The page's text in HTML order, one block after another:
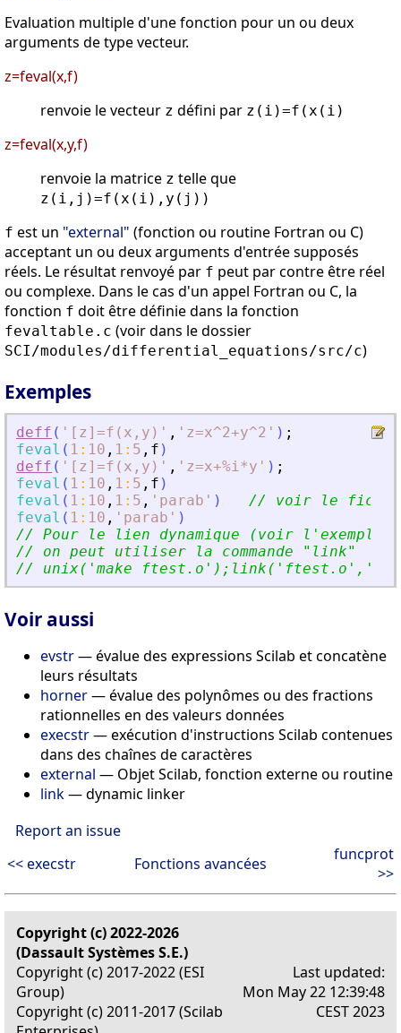
Evaluation multiple d'une fonction pour un ou deux
arguments de type vecteur.
z=feval(x,f)
renvoie le vecteur z défini par z(i)=f(x(i)
z=feval(x,y,f)
renvoie la matrice z telle que
z(i,j)=f(x(i),y(j))
f est un "external" (fonction ou routine Fortran ou C)
acceptant un ou deux arguments d'entrée supposés
réels. Le résultat renvoyé par f peut par contre être réel
ou complexe. Dans le cas d'un appel Fortran ou C, la
fonction f doit être définie dans la fonction
fevaltable.c (voir dans le dossier
SCI/modules/differential_equations/src/c)
Exemples
deff ( ' [z]=f(x,y) ' , ' z=x^2+y^2 ' ) ;
feval ( 1 : 10 , 1 : 5 , f )
deff ( ' [z]=f(x,y) ' , ' z=x+%i*y ' ) ;
feval ( 1 : 10 , 1 : 5 , f )
feval ( 1 : 10 , 1 : 5 , ' parab ' )
// voir le
feval ( 1 : 10 , ' parab ' )
// Pour le lien dynamique (voir l '
// on peut utiliser la commande
" link"
// unix( ' make ftest.o ' );link( ' ftest.o ' , '
Voir aussi
evstr— évalue des expressions Scilab et concatène
leurs résultats
horner— évalue des polynômes ou des fractions
rationnelles en des valeurs données
execstr— exécution d'instructions Scilab contenues
dans des chaînes de caractères
external — Objet Scilab, fonction externe ou routine
link— dynamic linker
Report an issue
<< execstr
Fonctions avancées
funcprot
>>
Copyright (c) 2022-2026
(Dassault Systèmes S.E.)
Copyright (c) 2017-2022 (ESI
Group)
Copyright (c) 2011-2017 (Scilab
Last updated:
Mon May 22 12:39:48
CEST 2023